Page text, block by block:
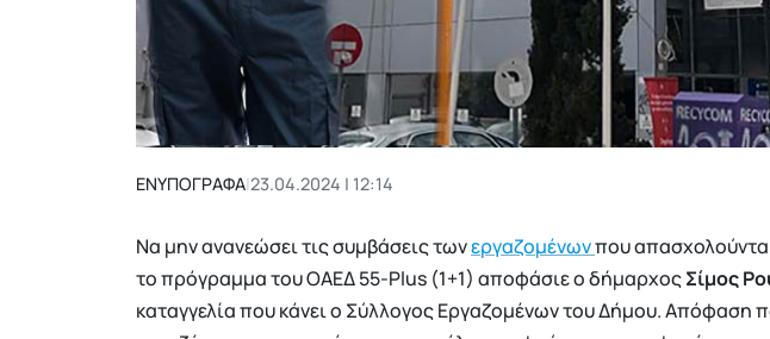
ΕΝΥΠΟΓΡΑΦΑ|23.04.2024 | 12:14
Να μην ανανεώσει τις συμβάσεις τωνεργαζομένωνπου
το πρόγραμμα του ΟΑΕΔ 55-Plus (1+1) αποφάσιε ο δήμαρχοςΣίμος
καταγγελία που κάνει ο Σύλλογος Εργαζομένων του Δήμου. Απόφαση